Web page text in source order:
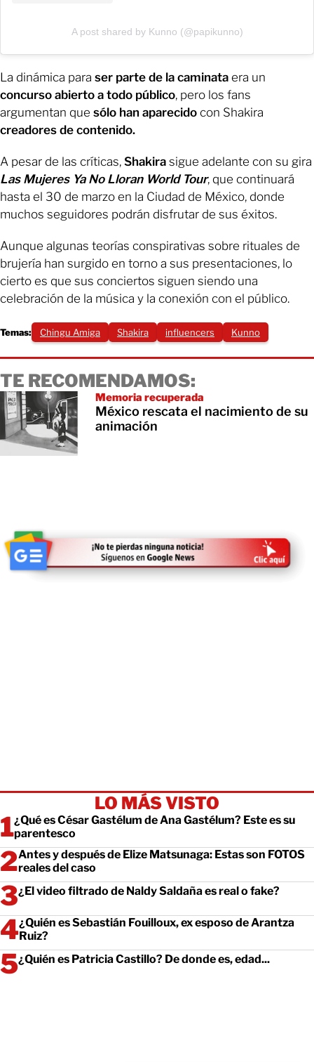
A post shared by Kunno (@papikunno)
La dinámica para ser parte de la caminata era un
concurso abierto a todo público, pero los fans
argumentan que sólo han aparecido con Shakira
creadores de contenido.
A pesar de las críticas, Shakira sigue adelante con su gira
Las Mujeres Ya No Lloran World Tour, que continuará
hasta el 30 de marzo en la Ciudad de México, donde
muchos seguidores podrán disfrutar de sus éxitos.
Aunque algunas teorías conspirativas sobre rituales de
brujería han surgido en torno a sus presentaciones, lo
cierto es que sus conciertos siguen siendo una
celebración de la música y la conexión con el público.
Temas: Chingu Amiga Shakira influencers Kunno
TE RECOMENDAMOS:
Memoria recuperada
México rescata el nacimiento de su
animación
LO MÁS VISTO
¿Qué es César Gastélum de Ana Gastélum? Este es su
parentesco
Antes y después de Elize Matsunaga: Estas son FOTOS
reales del caso
¿El video filtrado de Naldy Saldaña es real o fake?
¿Quién es Sebastián Fouilloux, ex esposo de Arantza
Ruiz?
¿Quién es Patricia Castillo? De donde es, edad...